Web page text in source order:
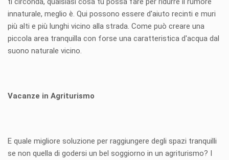
innaturale, meglio è. Qui possono essere d'aiuto recinti e muri
più alti e più lunghi vicino alla strada. Come può creare una
piccola area tranquilla con forse una caratteristica d'acqua dal
suono naturale vicino.
Vacanze in Agriturismo
E quale migliore soluzione per raggiungere degli spazi tranquilli
se non quella di godersi un bel soggiorno in un agriturismo? I